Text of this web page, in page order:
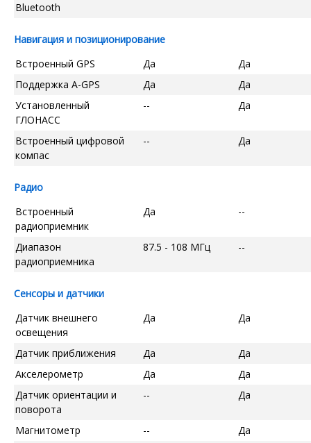
Bluetooth
Навигация и позиционирование
Встроенный GPS
Да
Да
Поддержка A-GPS
Да
Да
Установленный
ГЛОНАСС
-- Да
Встроенный цифровой
компас
-- Да
Радио
Встроенный
радиоприемник
Да --
Диапазон
радиоприемника
87.5 - 108 МГц --
Сенсоры и датчики
Датчик внешнего
освещения
Да Да
Датчик приближения Да
Да
Акселерометр
Да
Да
Датчик ориентации и
поворота
-- Да
Магнитометр --
Да